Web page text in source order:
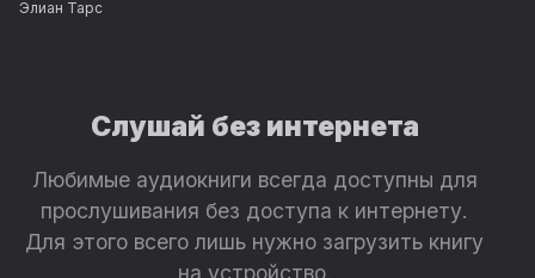
Элиан Тарс
Слушай без интернета
Любимые аудиокниги всегда доступны для
прослушивания без доступа к интернету.
Для этого всего лишь нужно загрузить книгу